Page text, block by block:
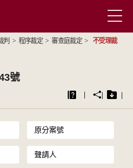
判 > 程序裁定 > 審查庭裁定 >
不受理裁
號
原分案號
聲請人